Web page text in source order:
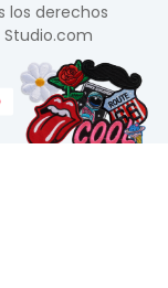
los derechos